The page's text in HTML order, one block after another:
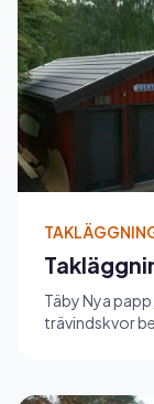
Täby Nya
trävindskvor